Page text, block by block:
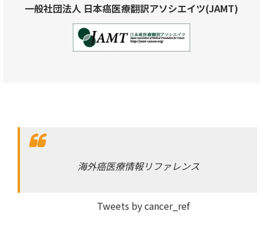
一般社団法人 日本癌医療翻訳アソシエイツ(JAMT)
海外癌医療情報リファレンス
Tweets by cancer_ref